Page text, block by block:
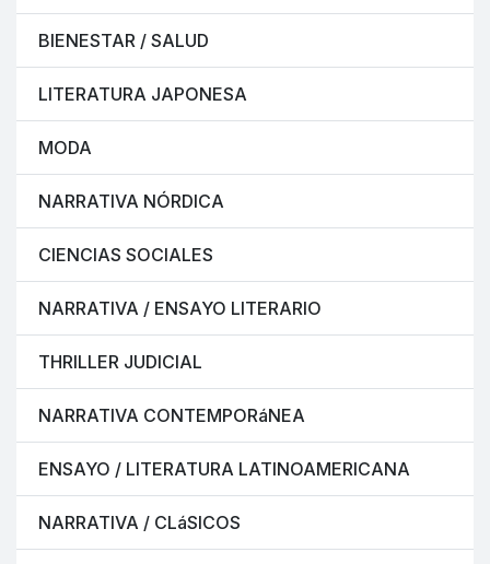
BIENESTAR / SALUD
LITERATURA JAPONESA
MODA
NARRATIVA NÓRDICA
CIENCIAS SOCIALES
NARRATIVA / ENSAYO LITERARIO
THRILLER JUDICIAL
NARRATIVA CONTEMPORáNEA
ENSAYO / LITERATURA LATINOAMERICANA
NARRATIVA / CLáSICOS